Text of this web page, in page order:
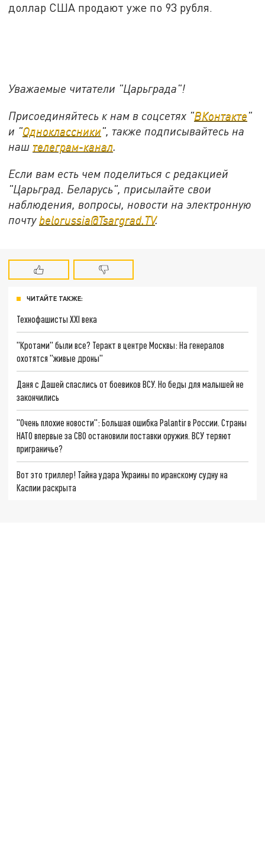
доллар США продают уже по 93 рубля.
Уважаемые читатели "Царьграда"!
Присоединяйтесь к нам в соцсетях "ВКонтакте"
и "Одноклассники", также подписывайтесь на
наш телеграм-канал.
Если вам есть чем поделиться с редакцией
"Царьград. Беларусь", присылайте свои
наблюдения, вопросы, новости на электронную
почту belorussia@Tsargrad.TV.
ЧИТАЙТЕ ТАКЖЕ:
Технофашисты XXI века
"Кротами" были все? Теракт в центре Москвы: На генералов
охотятся "живые дроны"
Даня с Дашей спаслись от боевиков ВСУ. Но беды для малышей не
закончились
"Очень плохие новости": Большая ошибка Palantir в России. Страны
НАТО впервые за СВО остановили поставки оружия. ВСУ теряют
приграничье?
Вот это триллер! Тайна удара Украины по иранскому судну на
Каспии раскрыта